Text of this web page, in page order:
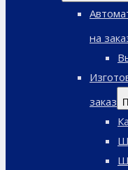
на
заказ